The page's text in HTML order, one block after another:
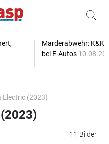
Marderabwehr: K&K
bei E-Autos
Electric (2023)
11 Bilder